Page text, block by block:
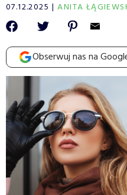
07.12.2025 ANITA
Obserwuj nas na